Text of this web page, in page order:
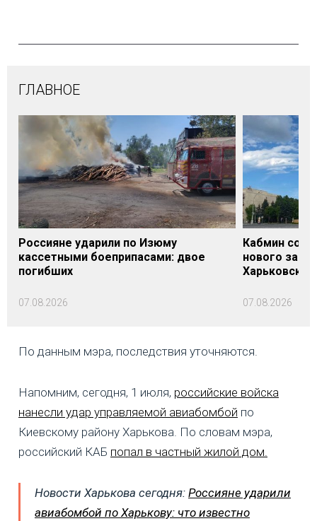
ГЛАВНОЕ
Россияне ударили по Изюму
кассетными боеприпасами: двое
погибших
07.08.2026
Кабмин
нового
07.08.2026
По данным мэра, последствия уточняются.
Напомним, сегодня, 1 июля, российские войска
нанесли удар управляемой авиабомбой по
Киевскому району Харькова. По словам мэра,
российский КАБ попал в частный жилой дом.
Новости Харькова сегодня: Россияне ударили
авиабомбой по Харькову: что известно